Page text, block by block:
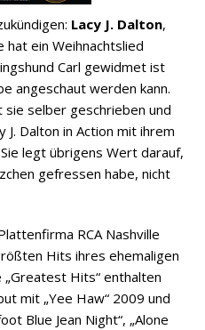
Lacy J. Dalton,
ein Weihnachtslied
Carl gewidmet ist
angeschaut werden kann.
sie selber geschrieben und
Dalton in Action mit ihrem
legt übrigens Wert darauf,
gefressen habe, nicht
RCA Nashville
Hits ihres ehemaligen
Hits“ enthalten
mit „Yee Haw“ 2009 und
Blue Jean Night“, „Alone